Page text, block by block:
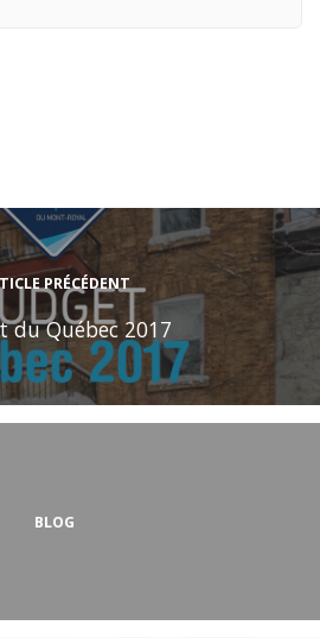
PRÉCÉDENT
du Québec 2017
BLOG